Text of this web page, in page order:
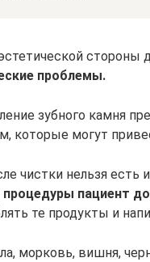
стороны
проблемы.
зубного камня
которые могут
чистки нельзя есть
процедуры пациент
те продукты и
морковь, вишня,